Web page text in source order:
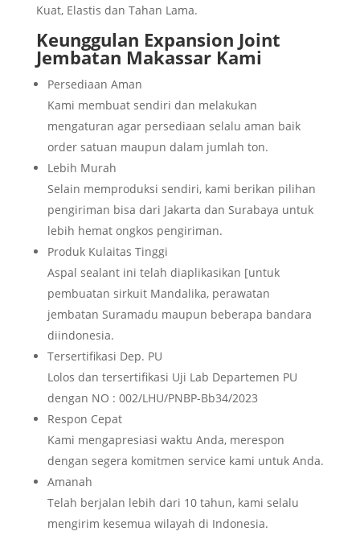
Kuat, Elastis dan Tahan Lama.
Keunggulan Expansion Joint
Jembatan MakassarKami
Persediaan Aman
Kami membuat sendiri dan melakukan
mengaturan agar persediaan selalu aman baik
order satuan maupun dalam jumlah ton.
Lebih Murah
Selain memproduksi sendiri, kami berikan pilihan
pengiriman bisa dari Jakarta dan Surabaya untuk
lebih hemat ongkos pengiriman.
Produk Kulaitas Tinggi
Aspal sealant ini telah diaplikasikan [untuk
pembuatan sirkuit Mandalika, perawatan
jembatan Suramadu maupun beberapa bandara
diindonesia.
Tersertifikasi Dep. PU
Lolos dan tersertifikasi Uji Lab Departemen PU
dengan NO : 002/LHU/PNBP-Bb34/2023
Respon Cepat
Kami mengapresiasi waktu Anda, merespon
dengan segera komitmen service kami untuk Anda.
Amanah
Telah berjalan lebih dari 10 tahun, kami selalu
mengirim kesemua wilayah di Indonesia.